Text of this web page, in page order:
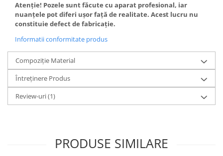
Atenție! Pozele sunt făcute cu aparat profesional, iar
nuanțele pot diferi ușor față de realitate. Acest lucru nu
constituie defect de fabricație.
Informatii conformitate produs
Compoziție Material
Întreținere Produs
Review-uri(1)
PRODUSE SIMILARE